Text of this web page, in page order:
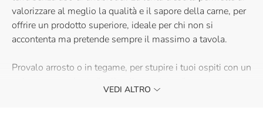
valorizzare al meglio la qualità e il sapore della carne, per
offrire un prodotto superiore, ideale per chi non si
accontenta ma pretende sempre il massimo a tavola.
Provalo arrosto o in tegame, per stupire i tuoi ospiti con un
ricco di sapori mediterranei.VEDI ALTRO